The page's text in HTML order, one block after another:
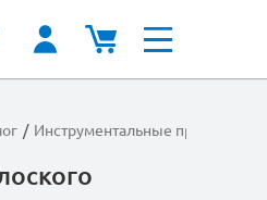
/ Инструментальные пружины